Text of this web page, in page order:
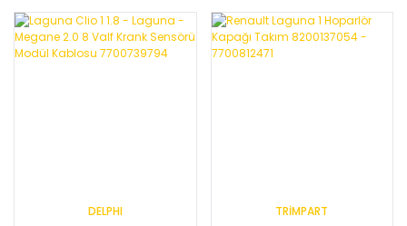
DELPHI
TRİMPART